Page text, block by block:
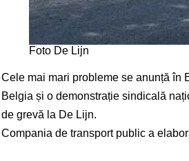
Foto De Lijn
Cele mai mari probleme se anunță în
Belgia și o demonstrație sindicală
de grevă la De Lijn.
Compania de transport public a